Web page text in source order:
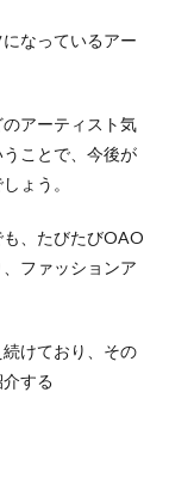
なっているアー
アーティスト気
ことで、今後が
ょう。
、たびたびOAO
ファッションア
けており、その
する